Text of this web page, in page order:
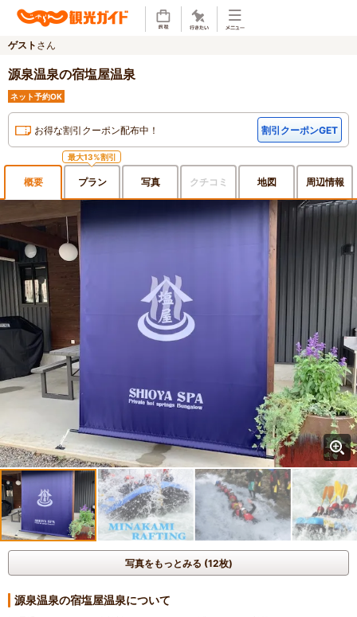
ゲスト さん
源泉温泉の宿塩屋温泉
ネット予約OK
お得な割引クーポン配布中！ 割引クーポンGET
概要
最大13%割引
プラン 写真 クチコミ 地図 周辺情報
写真をもっとみる (12枚)
源泉温泉の宿塩屋温泉について